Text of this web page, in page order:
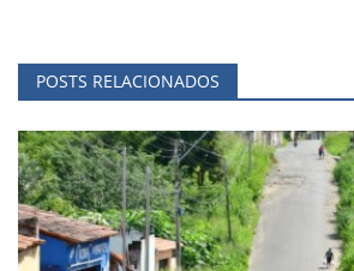
POSTS RELACIONADOS